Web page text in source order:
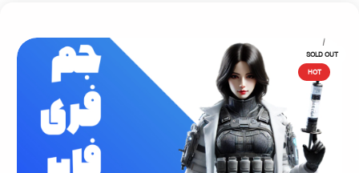
SOLD OUT
HOT